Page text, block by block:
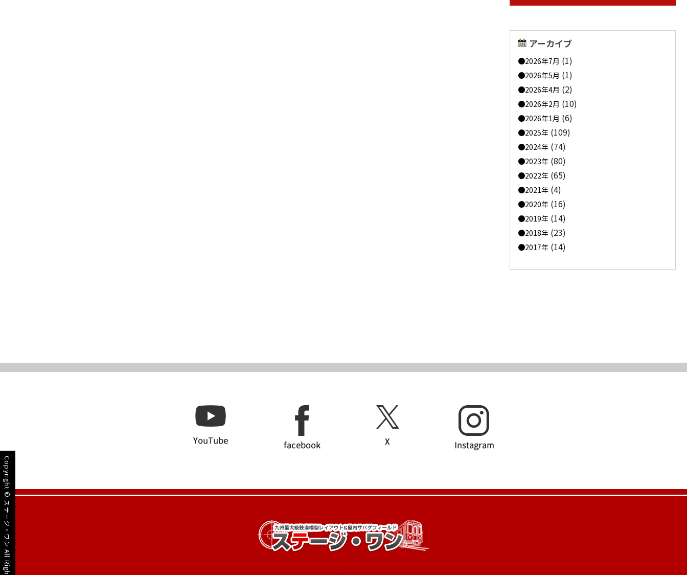
アーカイブ
2026年7月 (1)
2026年5月 (1)
2026年4月 (2)
2026年2月 (10)
2026年1月 (6)
2025年 (109)
2024年 (74)
2023年 (80)
2022年 (65)
2021年 (4)
2020年 (16)
2019年 (14)
2018年 (23)
2017年 (14)
Copyright ©
ステージ・ワン